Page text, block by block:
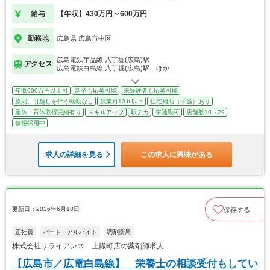
給与 【年収】430万円～600万円
勤務地 広島県 広島市中区
アクセス
広島電鉄宇品線 八丁堀(広島)駅
広島電鉄白島線 八丁堀(広島)駅…ほか
年収600万円以上可 新卒も応募可能
未経験者も応募可能
原則、引越しを伴う転勤なし
残業月10ｈ以下
住宅補助（手当）あり
産休・育休取得実績有り
スキルアップ 駅チカ 車通勤可
店舗数10～29
積極採用中
求人の詳細を見る この求人に興味がある
更新日：2026年6月18日 保存する
正社員 パート・アルバイト 調剤薬局
株式会社リライアンス 上幟町店の薬剤師求人
【広島市／広電白島線】 栄養士の相談受付もしてい